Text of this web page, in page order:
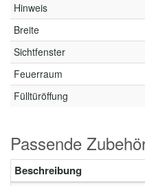
Hinweis
Breite
Sichtfenster
Feuerraum
Fülltüröffung
Passende
Beschreibung